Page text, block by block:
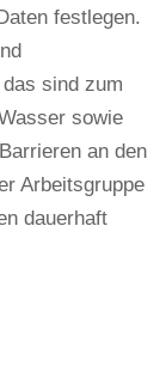
festlegen.
sind zum
sowie
an den
Arbeitsgruppe
dauerhaft